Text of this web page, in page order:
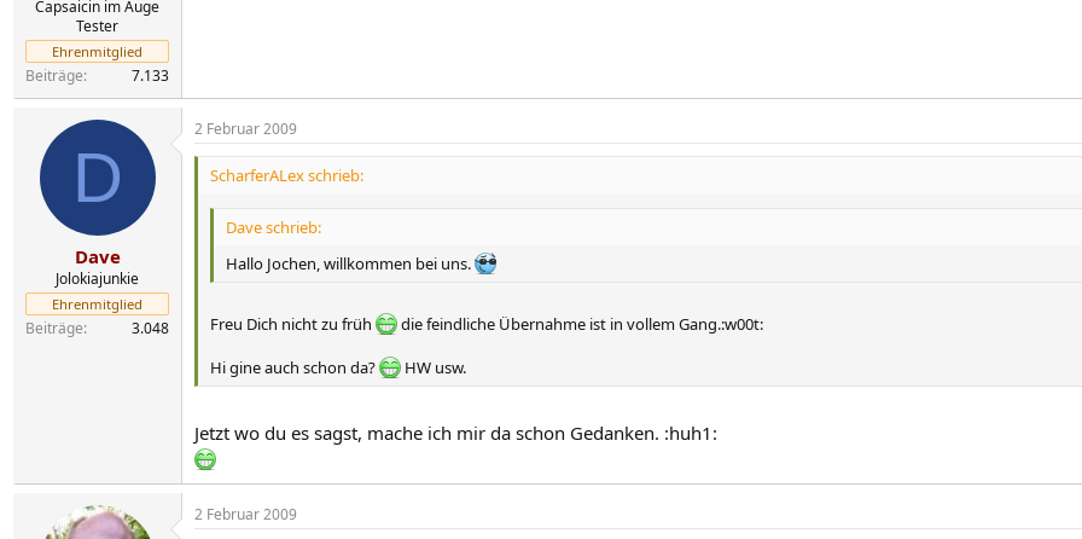
Capsaicin im Auge
Tester
Ehrenmitglied
Beiträge 7.133
D
Dave
Jolokiajunkie
Ehrenmitglied
Beiträge 3.048
2 Februar 2009
ScharferALex schrieb:
Dave schrieb:
Hallo Jochen, willkommen bei uns.
Freu Dich nicht zu früh
die feindliche Übernahme ist in vollem Gang.:w00t:
Hi gine auch schon da?
HW usw.
Jetzt wo du es sagst, mache ich mir da schon Gedanken. :huh1:
2 Februar 2009